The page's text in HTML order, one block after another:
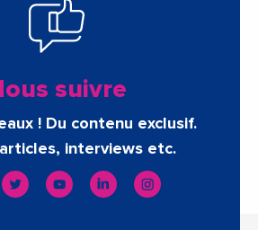
suivre
! Du contenu exclusif.
interviews etc.